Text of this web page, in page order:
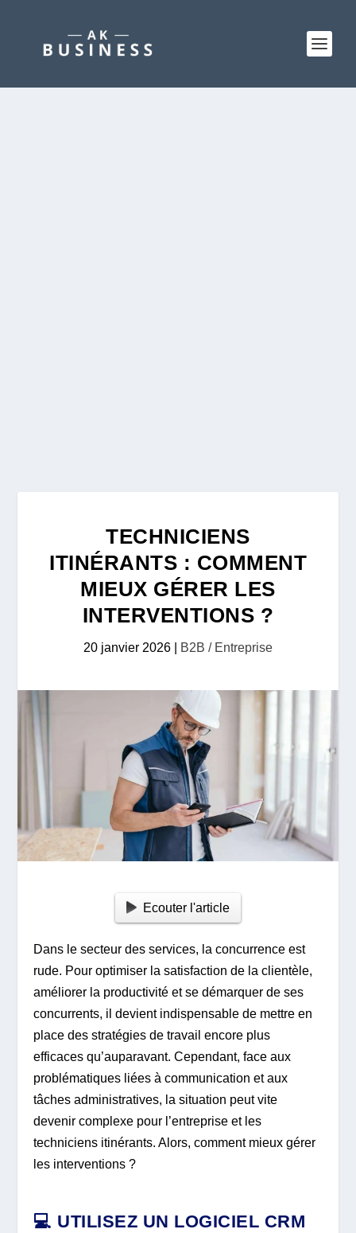
TECHNICIENS
ITINÉRANTS : COMMENT
MIEUX GÉRER LES
INTERVENTIONS ?
20 janvier 2026 B2B / Entreprise
Ecouter l'article
Dans le secteur des services, la concurrence est
rude. Pour optimiser la satisfaction de la clientèle,
améliorer la productivité et se démarquer de ses
concurrents, il devient indispensable de mettre en
place des stratégies de travail encore plus
efficaces qu’auparavant. Cependant, face aux
problématiques liées à communication et aux
tâches administratives, la situation peut vite
devenir complexe pour l’entreprise et les
techniciens itinérants. Alors, comment mieux gérer
les interventions ?
💻 UTILISEZ UN LOGICIEL CRM